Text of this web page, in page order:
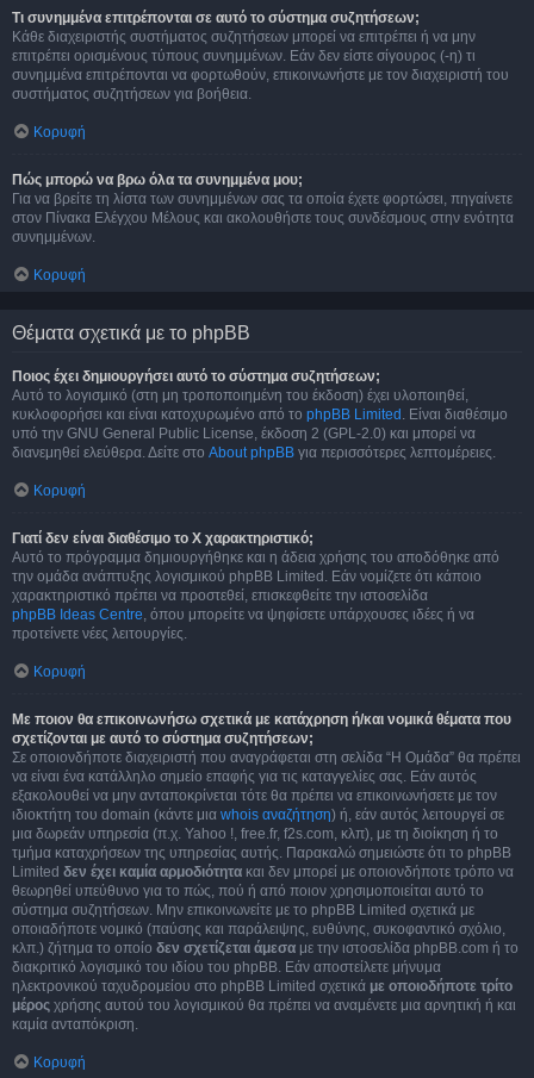
Τι συνημμένα επιτρέπονται σε αυτό το σύστημα συζητήσεων;
Κάθε διαχειριστής συστήματος συζητήσεων μπορεί να επιτρέπει ή να μην
επιτρέπει ορισμένους τύπους συνημμένων. Εάν δεν είστε σίγουρος (-η) τι
συνημμένα επιτρέπονται να φορτωθούν, επικοινωνήστε με τον διαχειριστή του
συστήματος συζητήσεων για βοήθεια.
Κορυφή
Πώς μπορώ να βρω όλα τα συνημμένα μου;
Για να βρείτε τη λίστα των συνημμένων σας τα οποία έχετε φορτώσει, πηγαίνετε
στον Πίνακα Ελέγχου Μέλους και ακολουθήστε τους συνδέσμους στην ενότητα
συνημμένων.
Κορυφή
Θέματα σχετικά με το phpBB
Ποιος έχει δημιουργήσει αυτό το σύστημα συζητήσεων;
Αυτό το λογισμικό (στη μη τροποποιημένη του έκδοση) έχει υλοποιηθεί,
κυκλοφορήσει και είναι κατοχυρωμένο από το phpBB Limited . Είναι διαθέσιμο
υπό την GNU General Public License, έκδοση 2 (GPL-2.0) και μπορεί να
διανεμηθεί ελεύθερα. Δείτε στο About phpBB για περισσότερες λεπτομέρειες.
Κορυφή
Γιατί δεν είναι διαθέσιμο το Χ χαρακτηριστικό;
Αυτό το πρόγραμμα δημιουργήθηκε και η άδεια χρήσης του αποδόθηκε από
την ομάδα ανάπτυξης λογισμικού phpBB Limited. Εάν νομίζετε ότι κάποιο
χαρακτηριστικό πρέπει να προστεθεί, επισκεφθείτε την ιστοσελίδα
phpBB Ideas Centre, όπου μπορείτε να ψηφίσετε υπάρχουσες ιδέες ή να
προτείνετε νέες λειτουργίες.
Κορυφή
Με ποιον θα επικοινωνήσω σχετικά με κατάχρηση ή/και νομικά θέματα που
σχετίζονται με αυτό το σύστημα συζητήσεων;
Σε οποιονδήποτε διαχειριστή που αναγράφεται στη σελίδα “Η Ομάδα” θα πρέπει
να είναι ένα κατάλληλο σημείο επαφής για τις καταγγελίες σας. Εάν αυτός
εξακολουθεί να μην ανταποκρίνεται τότε θα πρέπει να επικοινωνήσετε με τον
ιδιοκτήτη του domain (κάντε μια whois αναζήτηση) ή, εάν αυτός λειτουργεί σε
μια δωρεάν υπηρεσία (π.χ. Yahoo !, free.fr, f2s.com, κλπ), με τη διοίκηση ή το
τμήμα καταχρήσεων της υπηρεσίας αυτής. Παρακαλώ σημειώστε ότι το phpBB
Limited δεν έχει καμία αρμοδιότητα και δεν μπορεί με οποιονδήποτε τρόπο να
θεωρηθεί υπεύθυνο για το πώς, πού ή από ποιον χρησιμοποιείται αυτό το
σύστημα συζητήσεων. Μην επικοινωνείτε με το phpBB Limited σχετικά με
οποιαδήποτε νομικό (παύσης και παράλειψης, ευθύνης, συκοφαντικό σχόλιο,
κλπ.) ζήτημα το οποίο δεν σχετίζεται άμεσα με την ιστοσελίδα phpBB.com ή το
διακριτικό λογισμικό του ιδίου του phpBB. Εάν αποστείλετε μήνυμα
ηλεκτρονικού ταχυδρομείου στο phpBB Limited σχετικά με οποιοδήποτε τρίτο
μέρος χρήσης αυτού του λογισμικού θα πρέπει να αναμένετε μια αρνητική ή και
καμία ανταπόκριση.
Κορυφή